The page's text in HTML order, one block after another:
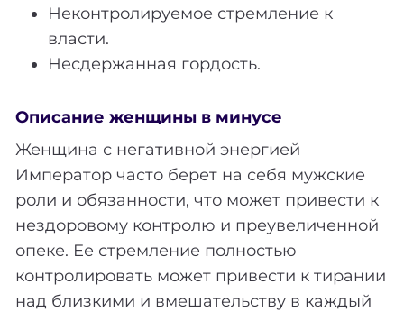
Неконтролируемое стремление к
власти.
Несдержанная гордость.
Описание женщины в минусе
Женщина с негативной энергией
Император часто берет на себя мужские
роли и обязанности, что может привести к
нездоровому контролю и преувеличенной
опеке. Ее стремление полностью
контролировать может привести к тирании
над близкими и вмешательству в каждый